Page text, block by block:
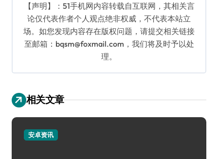
【声明】：51手机网内容转载自互联网，其相关言
论仅代表作者个人观点绝非权威，不代表本站立
场。如您发现内容存在版权问题，请提交相关链接
至邮箱：bqsm@foxmail.com，我们将及时予以处
理。
相关文章
安卓资讯